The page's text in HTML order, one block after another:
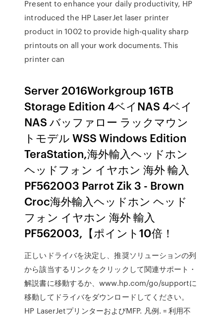
Present to enhance your daily productivity, HP
introduced the HP LaserJet laser printer
product in 1002 to provide high-quality sharp
printouts on all your work documents. This
printer can
Server 2016Workgroup 16TB
Storage Edition 4ベイNAS 4ベイ
NAS バッファロー ラックマウン
トモデル WSS Windows Edition
TeraStation,海外輸入ヘッドホン
ヘッドフォン イヤホン 海外 輸入
PF562003 Parrot Zik 3 - Brown
Croc海外輸入ヘッドホン ヘッド
フォン イヤホン 海外 輸入
PF562003,【ポイント10倍！
正しいドライバを決定し、推奨ソリューションの列
から該当するリンクをクリックして関連サポート・
解説書に移動するか、www.hp.com/go/supportに
移動してドライバをダウンロードしてください。
HP LaserJetプリンターおよびMFP. 凡例. = 利用不